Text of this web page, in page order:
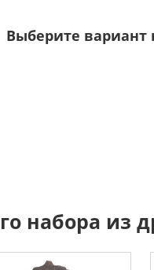
Выберите вариант
набора из